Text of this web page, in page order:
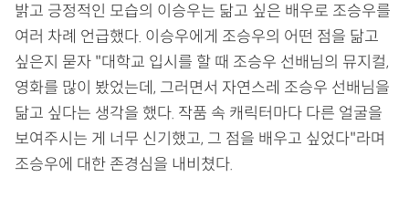
밝고 긍정적인 모습의 이승우는 닮고 싶은 배우로 조승우를
여러 차례 언급했다. 이승우에게 조승우의 어떤 점을 닮고
싶은지 묻자 "대학교 입시를 할 때 조승우 선배님의 뮤지컬,
영화를 많이 봤었는데, 그러면서 자연스레 조승우 선배님을
닮고 싶다는 생각을 했다. 작품 속 캐릭터마다 다른 얼굴을
보여주시는 게 너무 신기했고, 그 점을 배우고 싶었다"라며
조승우에 대한 존경심을 내비쳤다.